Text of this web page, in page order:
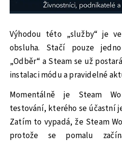
Výhodou této „služby“ je
obsluha. Stačí pouze
„Odběr“ a Steam se už
instalaci módu a pravidelné
Momentálně je Steam
testování, kterého se účastní
Zatím to vypadá, že Steam
protože se pomalu